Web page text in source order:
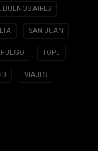
BUENOS AIRES
SAN JUAN
FUEGO TOP5
VIAJES